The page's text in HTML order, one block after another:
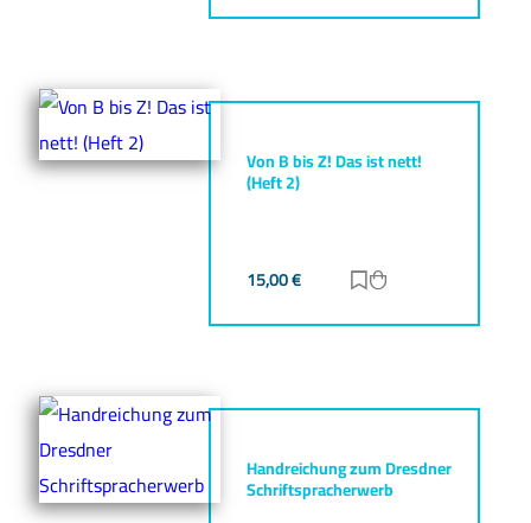
Von B bis Z! Das ist nett!
(Heft 2)
15,00€ Zur Merkliste
Handreichung zum Dresdner
Schriftspracherwerb